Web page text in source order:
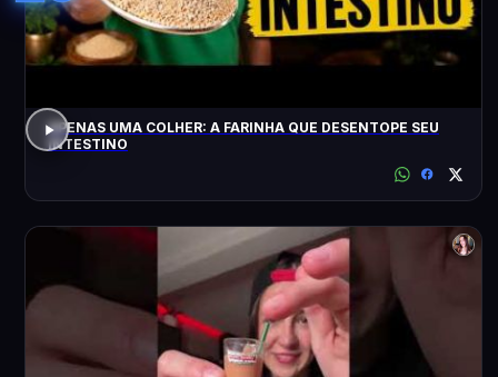
APENAS UMA COLHER: A FARINHA QUE DESENTOPE SEU
INTESTINO